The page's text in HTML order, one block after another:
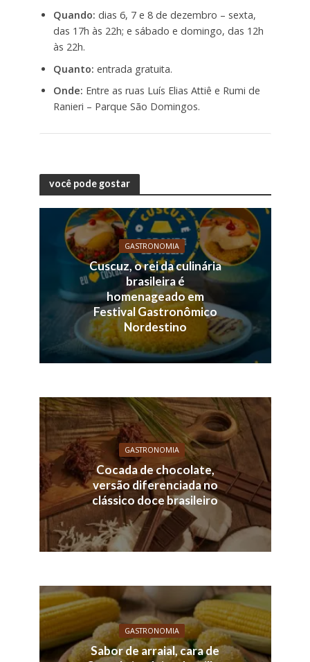
Quando: dias 6, 7 e 8 de dezembro – sexta,
das 17h às 22h; e sábado e domingo, das 12h
às 22h.
Quanto: entrada gratuita.
Onde: Entre as ruas Luís Elias Attiê e Rumi de
Ranieri – Parque São Domingos.
você pode gostar
GASTRONOMIA
Cuscuz, o rei da culinária
brasileira é
homenageado em
Festival Gastronômico
Nordestino
GASTRONOMIA
Cocada de chocolate,
versão diferenciada no
clássico doce brasileiro
GASTRONOMIA
Sabor de arraial, cara de